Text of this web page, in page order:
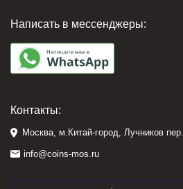
Написать в мессенджеры:
Контакты:
Москва, м.Китай-город, Лучников
info@coins-mos.ru